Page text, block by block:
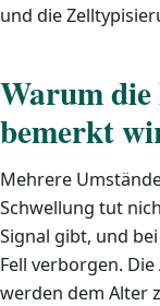
und die
Warum
bemerkt
Mehrere
Schwellung tut
Signal gibt, und
Fell verborgen.
werden dem Alter